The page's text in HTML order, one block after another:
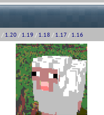
/ 1.20 / 1.19 / 1.18 / 1.17 / 1.16